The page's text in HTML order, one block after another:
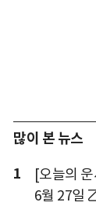
많이 본 뉴스
1
[오늘의
6월 27일